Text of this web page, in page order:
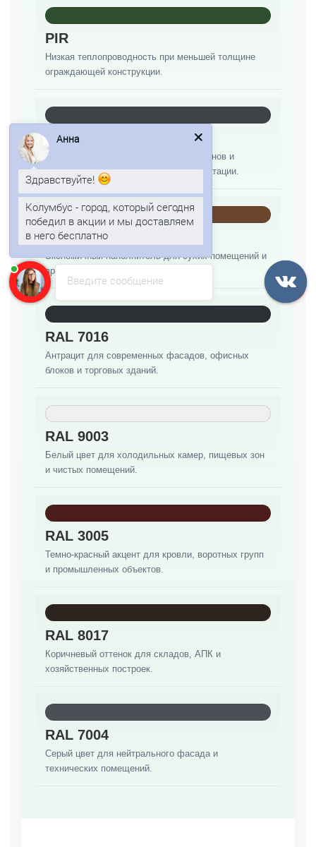
PIR
Низкая теплопроводность при меньшей толщине
ограждающей конструкции.
PUR
Теплый вариант для складов, павильонов и
объектов с обычным режимом эксплуатации.
ППС
Экономичный наполнитель для сухих помещений и
временных строений.
RAL 7016
Антрацит для современных фасадов, офисных
блоков и торговых зданий.
RAL 9003
Белый цвет для холодильных камер, пищевых зон
и чистых помещений.
RAL 3005
Темно-красный акцент для кровли, воротных групп
и промышленных объектов.
RAL 8017
Коричневый оттенок для складов, АПК и
хозяйственных построек.
RAL 7004
Серый цвет для нейтрального фасада и
технических помещений.
Введите сообщение
Анна
Здравствуйте!
Колумбус - город, который сегодня
победил в акции и мы доставляем
в него бесплатно
Аннапечатает...